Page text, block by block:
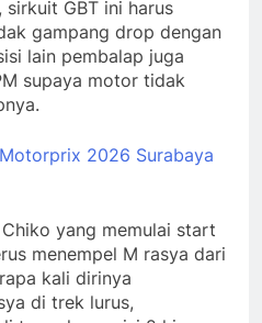
sirkuit GBT ini harus
gampang drop dengan
lain pembalap juga
supaya motor tidak
2026 Surabaya
yang memulai start
menempel M rasya dari
kali dirinya
di trek lurus,